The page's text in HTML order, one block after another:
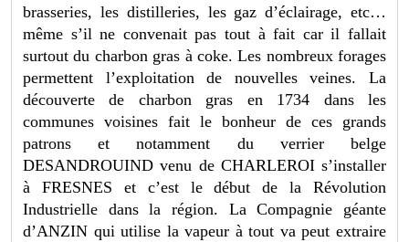
brasseries, les distilleries, les gaz d’éclairage, etc…
même s’il ne convenait pas tout à fait car il fallait
surtout du charbon gras à coke. Les nombreux forages
permettent l’exploitation de nouvelles veines. La
découverte de charbon gras en 1734 dans les
communes voisines fait le bonheur de ces grands
patrons et notamment du verrier belge
DESANDROUIND venu de CHARLEROI s’installer
à FRESNES et c’est le début de la Révolution
Industrielle dans la région. La Compagnie géante
d’ANZIN qui utilise la vapeur à tout va peut extraire